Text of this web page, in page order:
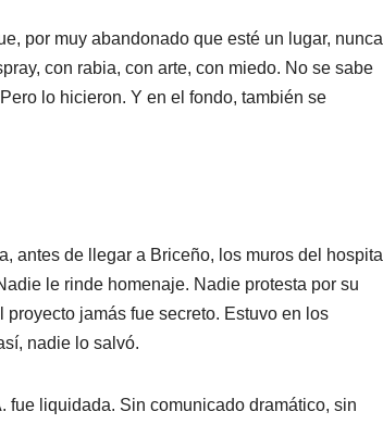
por muy abandonado que esté un lugar, nunca
con rabia, con arte, con miedo. No se sabe
lo hicieron. Y en el fondo, también se
antes de llegar a Briceño, los muros del hospital
le rinde homenaje. Nadie protesta por su
jamás fue secreto. Estuvo en los
nadie lo salvó.
fue liquidada. Sin comunicado dramático, sin